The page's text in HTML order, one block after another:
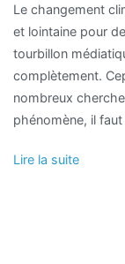
Le changement
et lointaine pour
tourbillon
complètement.
nombreux
phénomène, il
Lire la suite